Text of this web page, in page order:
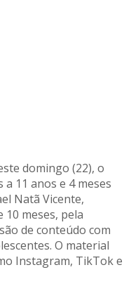
domingo (22), o
11 anos e 4 meses
Natã Vicente,
10 meses, pela
de conteúdo com
O material
Instagram, TikTok e